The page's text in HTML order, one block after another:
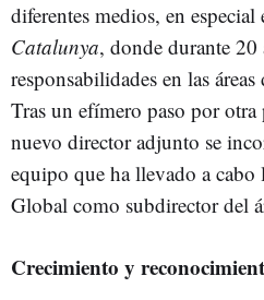
diferentes medios, en especial
Catalunya, donde durante 20
responsabilidades en las
Tras un efímero paso por
nuevo director adjunto se
equipo que ha llevado a
Global como subdirector del
Crecimiento y